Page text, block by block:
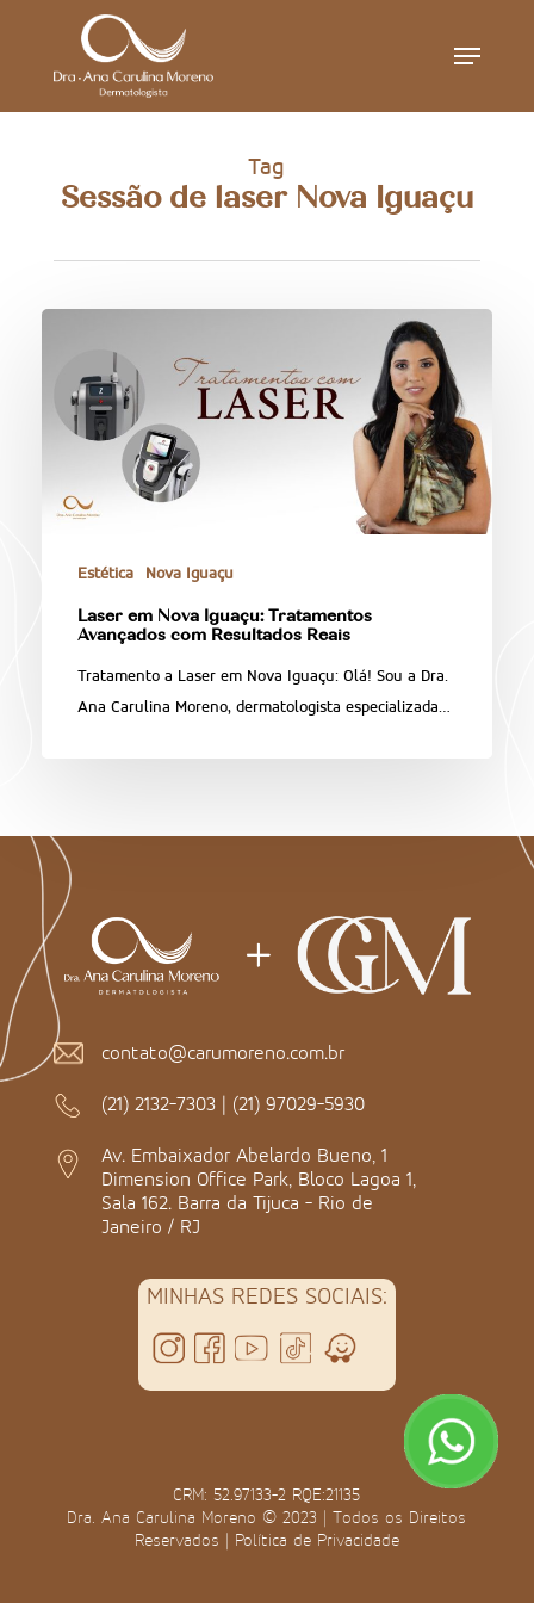
Menu
Tag
Sessão de laser Nova Iguaçu
Estética Nova Iguaçu
Laser em Nova Iguaçu: Tratamentos
Avançados com Resultados Reais
Tratamento a Laser em Nova Iguaçu: Olá! Sou a Dra.
Ana Carulina Moreno, dermatologista especializada…
contato@carumoreno.com.br
(21) 2132-7303 | (21) 97029-5930
Av. Embaixador Abelardo Bueno, 1
Dimension Office Park, Bloco Lagoa 1,
Sala 162. Barra da Tijuca - Rio de
Janeiro / RJ
MINHAS REDES SOCIAIS:
CRM: 52.97133-2 RQE:21135
Dra. Ana Carulina Moreno © 2023 | Todos os Direitos
Reservados | Política de Privacidade